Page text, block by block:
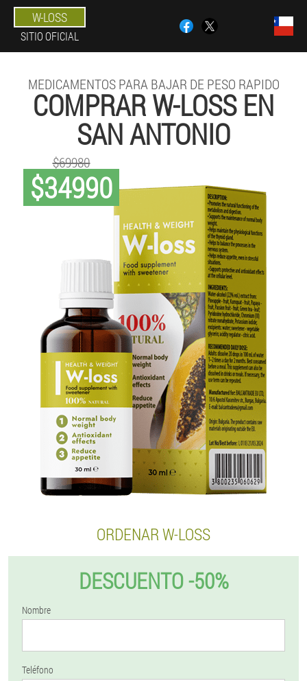
W-LOSS
SITIO OFICIAL
MEDICAMENTOS PARA BAJAR DE PESO RAPIDO
COMPRAR W-LOSS EN
SAN ANTONIO
$34990
$69980
ORDENAR W-LOSS
DESCUENTO -50%
Nombre
Teléfono